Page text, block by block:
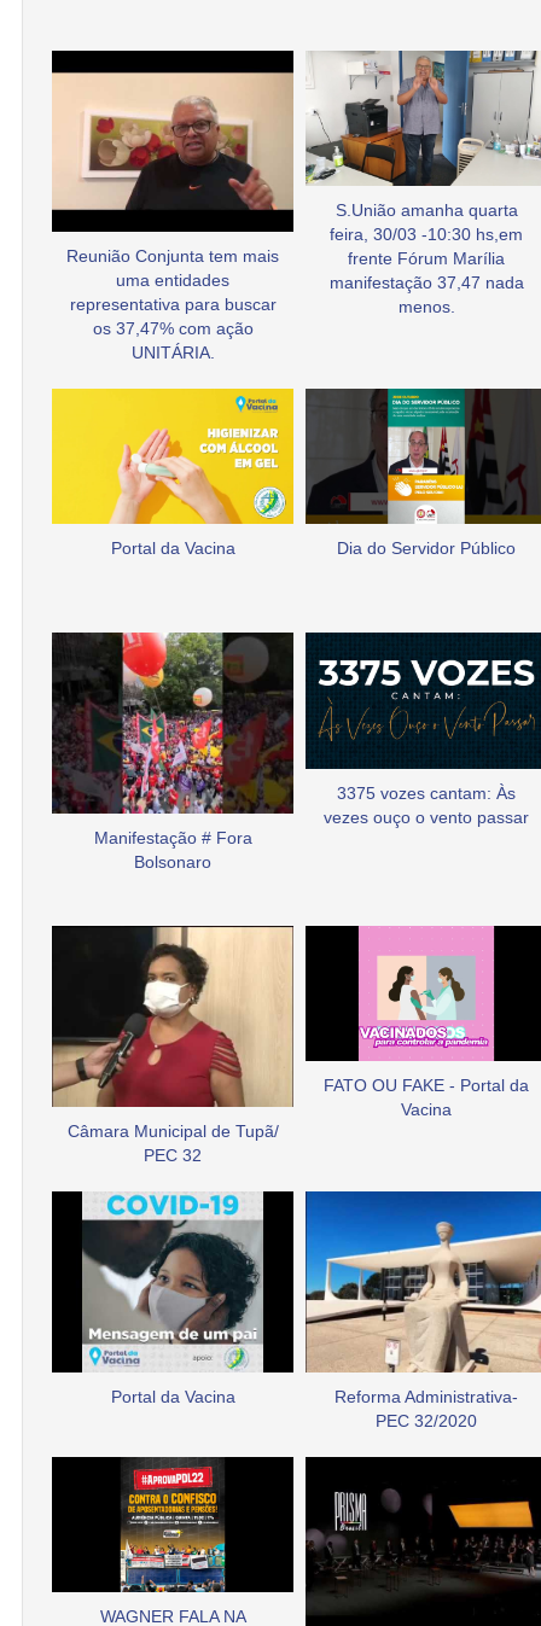
Reunião Conjunta tem mais
uma entidades
representativa para buscar
os 37,47% com ação
UNITÁRIA.
S.União amanha quarta
feira, 30/03 -10:30 hs,em
frente Fórum Marília
manifestação 37,47 nada
menos.
Portal da Vacina Dia do Servidor Público
Manifestação # Fora
Bolsonaro
3375 vozes cantam: Às
vezes ouço o vento passar
Câmara Municipal de Tupã/
PEC 32
FATO OU FAKE - Portal da
Vacina
Portal da Vacina
Reforma Administrativa-
PEC 32/2020
WAGNER FALA NA